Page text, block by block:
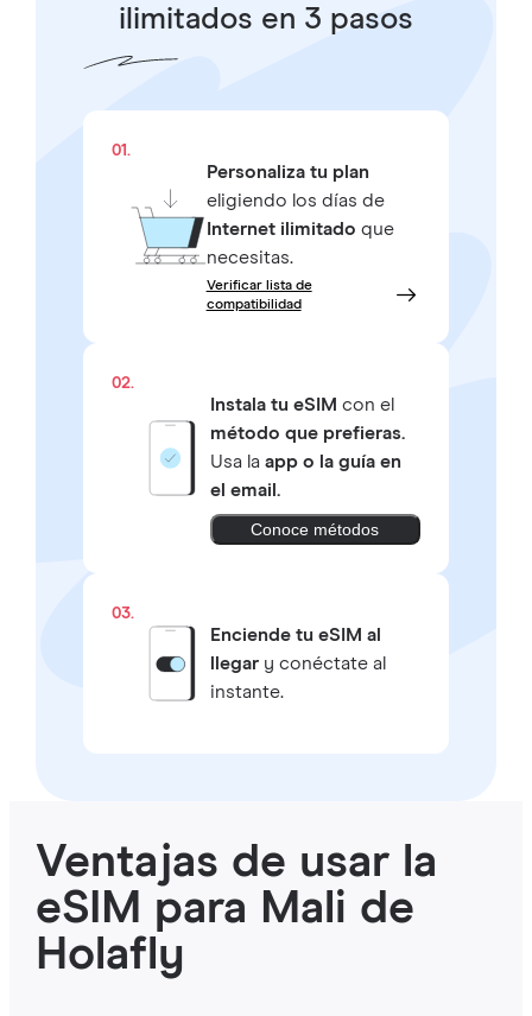
ilimitados en 3 pasos
01.
Personaliza tu plan
eligiendo los días de
Internet ilimitado que
necesitas.
Verificar lista de
compatibilidad
02.
Instala tu eSIM con el
método que prefieras.
Usa la app o la guía en
el email.
Conoce métodos
03.
Enciende tu eSIM al
llegary conéctate al
instante.
Ventajas de usar la
eSIM para Mali de
Holafly